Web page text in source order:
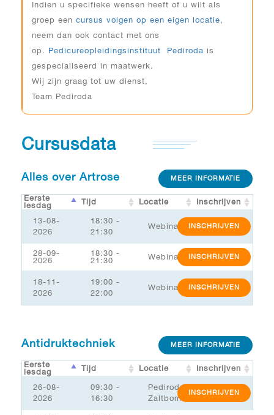
Indien u specifieke wensen heeft of u wilt als
groep een cursus volgen op een eigen locatie,
neem dan ook contact met ons
op. Pedicureopleidingsinstituut Pediroda is
gespecialiseerd in maatwerk.
Wij zijn graag tot uw dienst,
Team Pediroda
Cursusdata
Alles over Artrose MEER INFORMATIE
Eerste
lesdag
Tijd Locatie Inschrijven
13-08-
2026
18:30 -
21:30
Webinar INSCHRIJVEN
28-09-
2026
18:30 -
21:30
Webinar INSCHRIJVEN
18-11-
2026
19:00 -
22:00
Webinar INSCHRIJVEN
Antidruktechniek MEER INFORMATIE
Eerste
lesdag
Tijd Locatie Inschrijven
26-08-
2026
09:30 -
16:30
Pediroda
Zaltbommel/MSK
INSCHRIJVEN